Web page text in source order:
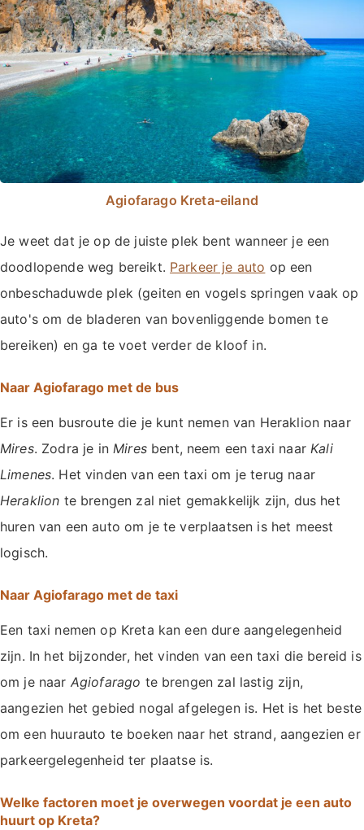
Agiofarago Kreta-eiland
Je weet dat je op de juiste plek bent wanneer je een
doodlopende weg bereikt. Parkeer je auto op een
onbeschaduwde plek (geiten en vogels springen vaak op
auto's om de bladeren van bovenliggende bomen te
bereiken) en ga te voet verder de kloof in.
Naar Agiofarago met de bus
Er is een busroute die je kunt nemen van Heraklion naar
Mires. Zodra je inMiresbent, neem een taxi naarKali
Limenes. Het vinden van een taxi om je terug naar
Heraklion te brengen zal niet gemakkelijk zijn, dus het
huren van een auto om je te verplaatsen is het meest
logisch.
Naar Agiofarago met de taxi
Een taxi nemen op Kreta kan een dure aangelegenheid
zijn. In het bijzonder, het vinden van een taxi die bereid is
om je naar Agiofarago te brengen zal lastig zijn,
aangezien het gebied nogal afgelegen is. Het is het beste
om een huurauto te boeken naar het strand, aangezien er
parkeergelegenheid ter plaatse is.
Welke factoren moet je overwegen voordat je een auto
huurt op Kreta?